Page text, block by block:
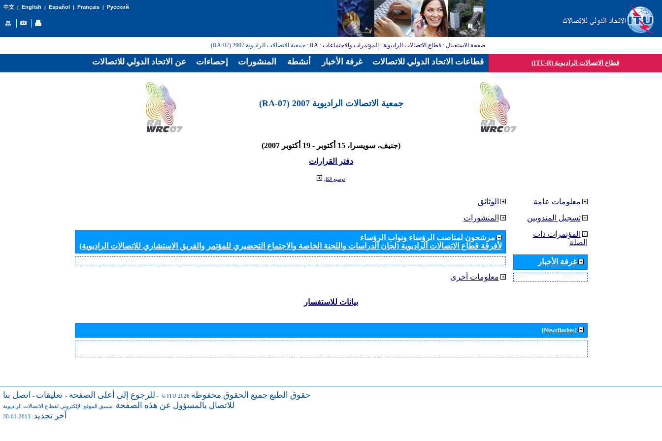
中文| English | Español | Français| Русский
صفحة الاستقبال: قطاع الاتصالات الراديوية: المؤتمرات والاجتماعات:
RA: جمعية الاتصالات الراديوية 2007 (RA-07)
قطاع الاتصالات الراديوية (ITU-R)
جمعية الاتصالات الراديوية 2007 (RA-07)
(جنيف، سويسرا، 15 أكتوبر - 19 أكتوبر 2007)
دفتر القرارات
توسيع الكل
الوثائق
المنشورات
مرشحون لمناصب الرؤساء ونواب الرؤساء
لأفرقة قطاع الاتصالات الراديوية (لجان الدراسات واللجنة الخاصة والاجتماع التحضيري للمؤتمر والفريق الاستشاري للاتصالات الراديوية)
معلومات أخرى
معلومات عامة
تسجيل المندوبين
المؤتمرات ذات
الصلة
غرفة الأخبار
بيانات للاستفسار
[Newsflashes]
للرجوع إلى أعلى الصفحة - تعليقات - اتصل بنا - © ITU 2026 حقوق الطبع جميع الحقوق محفوظة
للاتصال بالمسؤول عن هذه الصفحة: منسق الموقع الإلكتروني لقطاع الاتصالات الراديوية
آخر تجديد: 2013-01-30
عن الاتحاد الدولي للاتصالات إحصاءات المنشورات أنشطة غرفة الأخبار قطاعات الاتحاد الدولي للاتصالات